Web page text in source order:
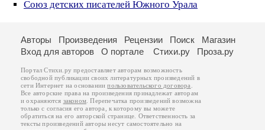
Союз детских писателей Южного Урала
Авторы Произведения Рецензии Поиск
Магазин
Вход для авторов
О портале Стихи.ру Проза.ру
Портал Стихи.ру предоставляет авторам возможность
свободной публикации своих литературных произведений в
сети Интернет на основаниипользовательского договора
Все авторские права на произведения принадлежат авторам
и охраняются законом . Перепечатка произведений возможна
только с согласия его автора, к которому вы можете
обратиться на его авторской странице. Ответственность за
тексты произведений авторы несут самостоятельно на